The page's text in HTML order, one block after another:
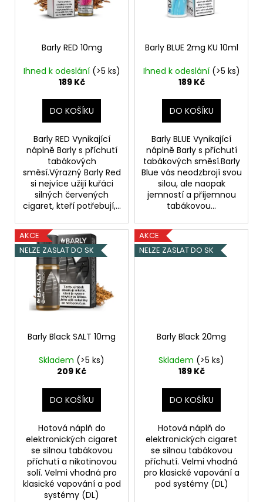
Barly RED 10mg
Ihned k odeslání (>5 ks)
189 Kč
DO KOŠÍKU
Barly RED Vynikající
náplně Barly s příchutí
tabákových
směsí.Výrazný Barly Red
si nejvíce užijí kuřáci
silných červených
cigaret, kteří potřebují,...
Barly BLUE 2mg KU 10ml
Ihned k odeslání (>5 ks)
189 Kč
DO KOŠÍKU
Barly BLUE Vynikající
náplně Barly s příchutí
tabákových směsí.Barly
Blue vás neodzbrojí svou
silou, ale naopak
jemností a příjemnou
tabákovou...
AKCE
NELZE ZASLAT DO SK
Barly Black SALT 10mg
Skladem (>5 ks)
209 Kč
DO KOŠÍKU
Hotová náplň do
elektronických cigaret
se silnou tabákovou
příchutí a nikotinovou
solí. Velmi vhodná pro
klasické vapování a pod
systémy (DL)
AKCE
NELZE ZASLAT DO SK
Barly Black 20mg
Skladem (>5 ks)
189 Kč
DO KOŠÍKU
Hotová náplň do
elektronických cigaret
se silnou tabákovou
příchutí. Velmi vhodná
pro klasické vapování a
pod systémy (DL)